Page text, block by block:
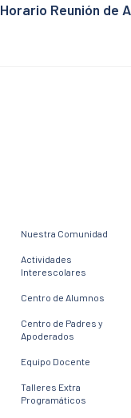
Horario Reunión de
Nuestra Comunidad
Actividades
Interescolares
Centro de Alumnos
Centro de Padres y
Apoderados
Equipo Docente
Talleres Extra
Programáticos